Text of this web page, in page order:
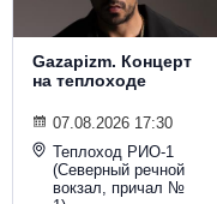
Gazapizm. Концерт
на теплоходе
07.08.2026 17:30
Теплоход РИО-1
(Северный речной
вокзал, причал №